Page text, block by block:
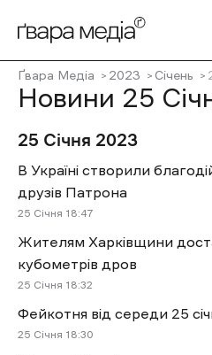
Ґвара Медіа 2023 Січень
Новини 25
25 Січня 2023
В Україні створили
друзів Патрона
25 Січня 18:47
Жителям Харківщини
кубометрів дров
25 Січня 18:32
Фейкотня від середи 25
25 Січня 18:30